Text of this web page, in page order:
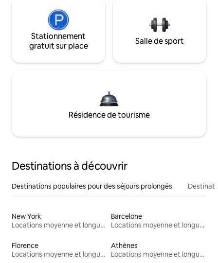
Stationnement
gratuit sur place
Salle de sport
Résidence de tourisme
Destinations à découvrir
Destinations populaires pour des séjours prolongés
New York
Locations moyenne et longue durée
Barcelone
Locations moyenne et longue durée
Florence
Locations moyenne et longue durée
Athènes
Locations moyenne et longue durée